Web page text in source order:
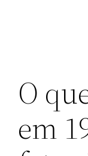
O
em